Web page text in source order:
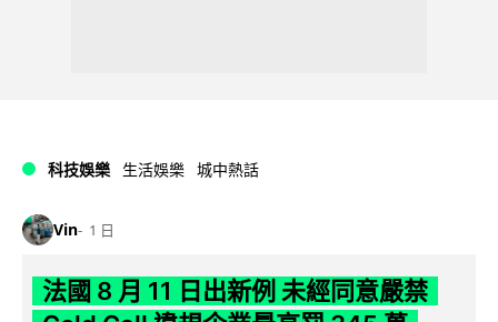
科技娛樂 生活娛樂 城中熱話
Vin 1 日
法國 8 月 11 日出新例 未經同意嚴禁